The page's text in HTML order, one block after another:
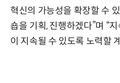
혁신의 가능성을 확장할 수
숍을 기획, 진행하겠다”며 “
이 지속될 수 있도록 노력할